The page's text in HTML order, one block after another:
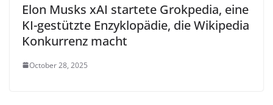
Elon Musks xAI startete Grokpedia, eine
KI-gestützte Enzyklopädie, die Wikipedia
Konkurrenz macht
October 28, 2025